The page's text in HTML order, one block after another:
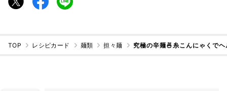
TOP レシピカード 麺類 担々麺 究極の辛麺🍜糸こんにゃくでヘ